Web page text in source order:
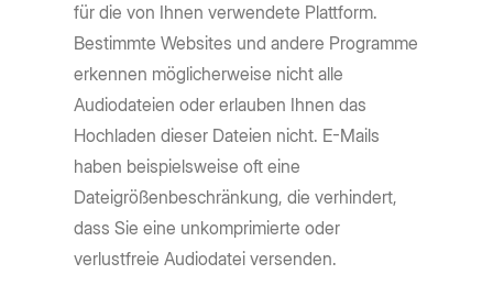
für die von Ihnen verwendete Plattform.
Bestimmte Websites und andere Programme
erkennen möglicherweise nicht alle
Audiodateien oder erlauben Ihnen das
Hochladen dieser Dateien nicht. E-Mails
haben beispielsweise oft eine
Dateigrößenbeschränkung, die verhindert,
dass Sie eine unkomprimierte oder
verlustfreie Audiodatei versenden.